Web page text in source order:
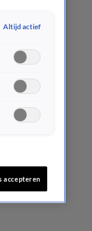
Altijd actief
accepteren